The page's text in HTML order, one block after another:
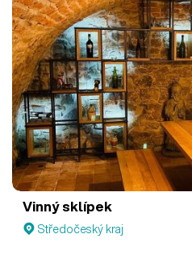
Vinný sklípek
Středočeský kraj